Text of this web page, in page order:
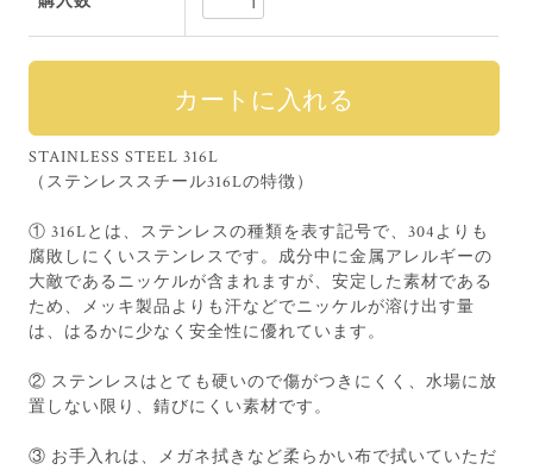
STAINLESS STEEL 316L
（ステンレススチール316Lの特徴）
① 316Lとは、ステンレスの種類を表す記号で、304よりも
腐敗しにくいステンレスです。成分中に金属アレルギーの
大敵であるニッケルが含まれますが、安定した素材である
ため、メッキ製品よりも汗などでニッケルが溶け出す量
は、はるかに少なく安全性に優れています。
② ステンレスはとても硬いので傷がつきにくく、水場に放
置しない限り、錆びにくい素材です。
③ お手入れは、メガネ拭きなど柔らかい布で拭いていただ